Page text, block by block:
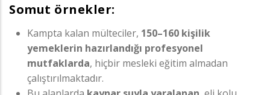
Somut örnekler:
Kampta kalan mülteciler, 150–160 kişilik
yemeklerin hazırlandığı profesyonel
mutfaklarda, hiçbir mesleki eğitim almadan
çalıştırılmaktadır.